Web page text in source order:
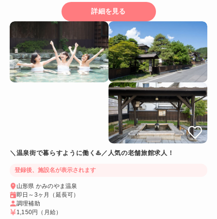
詳細を見る
＼温泉街で暮らすように働く♨️／人気の老舗旅館求人！
登録後、施設名が表示されます
山形県 かみのやま温泉
即日～3ヶ月（延長可）
調理補助
1,150円
（月給）